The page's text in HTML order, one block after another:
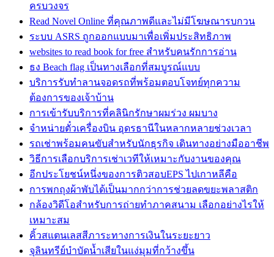
ครบวงจร
Read Novel Online ที่คุณภาพดีและไม่มีโฆษณารบกวน
ระบบ ASRS ถูกออกแบบมาเพื่อเพิ่มประสิทธิภาพ
websites to read book for free สำหรับคนรักการอ่าน
ธง Beach flag เป็นทางเลือกที่สมบูรณ์แบบ
บริการรับทำลานจอดรถที่พร้อมตอบโจทย์ทุกความ
ต้องการของเจ้าบ้าน
การเข้ารับบริการที่คลินิกรักษาผมร่วง ผมบาง
จำหน่ายตั๋วเครื่องบิน อุดรธานีในหลากหลายช่วงเวลา
รถเช่าพร้อมคนขับสำหรับนักธุรกิจ เดินทางอย่างมืออาชีพ
วิธีการเลือกบริการเช่าเวทีให้เหมาะกับงานของคุณ
อีกประโยชน์หนึ่งของการติวสอบEPS ไปเกาหลีคือ
การพกถุงผ้าพับได้เป็นมากกว่าการช่วยลดขยะพลาสติก
กล้องวิดีโอสำหรับการถ่ายทำภาคสนาม เลือกอย่างไรให้
เหมาะสม
คิ้วสแตนเลสสีภาระทางการเงินในระยะยาว
จุลินทรีย์บำบัดน้ำเสียในแง่มุมที่กว้างขึ้น